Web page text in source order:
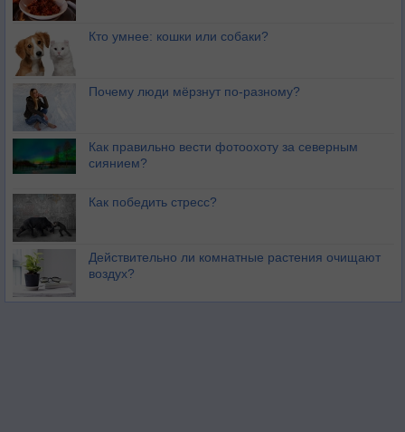
Кто умнее: кошки или собаки?
Почему люди мёрзнут по-разному?
Как правильно вести фотоохоту за северным
сиянием?
Как победить стресс?
Действительно ли комнатные растения очищают
воздух?